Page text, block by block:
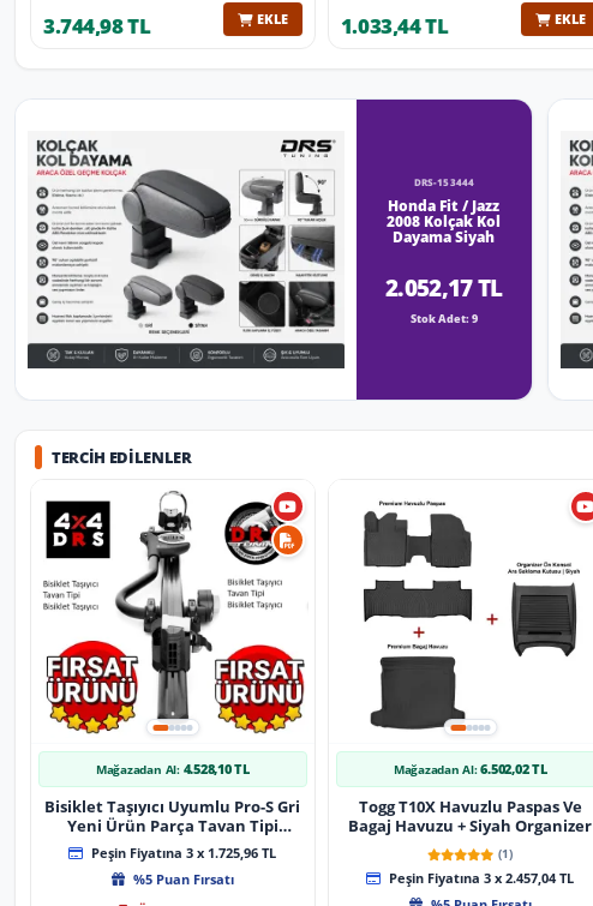
3.744,98 TL EKLE 1.033,44 TL EKLE
DRS-153444
Honda Fit / Jazz
2008 Kolçak Kol
Dayama Siyah
2.052,17 TL
Stok Adet: 9
TERCIH EDILENLER
Mağazadan Al: 4.528,10 TL
Bisiklet Taşıyıcı Uyumlu Pro-S Gri
Yeni Ürün Parça Tavan Tipi
Bisiklet Taşıyıcı
Peşin Fiyatına 3 x 1.725,96 TL
%5 Puan Fırsatı
Mağazadan Al: 6.502,02 TL
Togg T10X Havuzlu Paspas Ve
Bagaj Havuzu + Siyah Organizer
(1)
Peşin Fiyatına 3 x 2.457,04 TL